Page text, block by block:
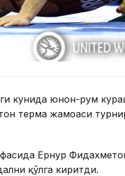
кунида юнон-рум
терма жамоаси
Ернур
қўлга киритди.